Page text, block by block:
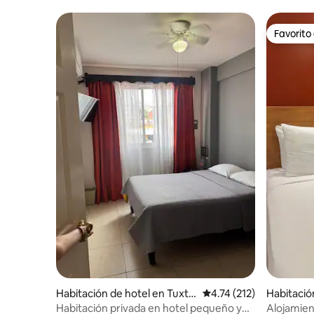
Habitación de hotel en Tuxtla
Gutiérrez
Calificación promedio:
4.74 (212)
Habitación privada en hotel pequeño y
Gutiérrez